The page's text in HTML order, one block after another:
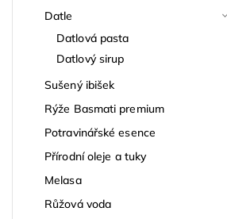
Datle
Datlová pasta
Datlový sirup
Sušený ibišek
Rýže Basmati premium
Potravinářské esence
Přírodní oleje a tuky
Melasa
Růžová voda